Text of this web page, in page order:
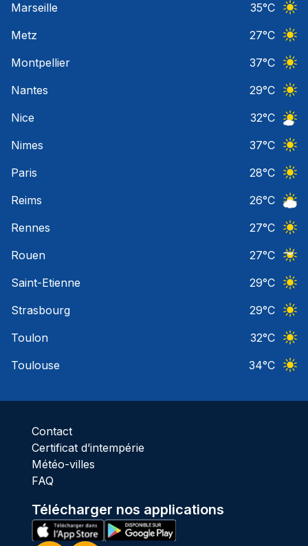
Marseille
35°C
Metz
27°C
Montpellier
37°C
Nantes
29°C
Nice
32°C
Nimes
37°C
Paris
28°C
Reims
26°C
Rennes
27°C
Rouen
27°C
Saint-Etienne
29°C
Strasbourg
29°C
Toulon
32°C
Toulouse
34°C
Contact
Certificat d’intempérie
Météo-villes
FAQ
Télécharger nos applications